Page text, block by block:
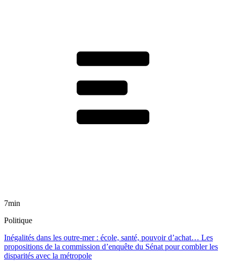
7min
Politique
Inégalités dans les outre-mer : école, santé, pouvoir d’achat… Les
propositions de la commission d’enquête du Sénat pour combler les
disparités avec la métropole